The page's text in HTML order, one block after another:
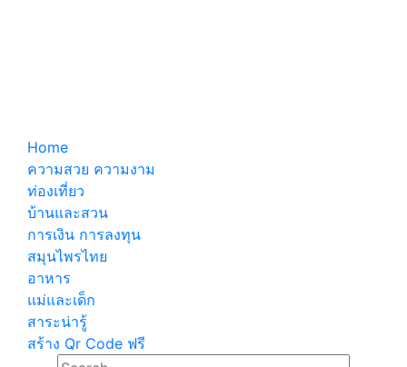
Home
ความสวย ความงาม
ท่องเที่ยว
บ้านและสวน
การเงิน การลงทุน
สมุนไพรไทย
อาหาร
แม่และเด็ก
สาระน่ารู้
สร้าง Qr Code ฟรี